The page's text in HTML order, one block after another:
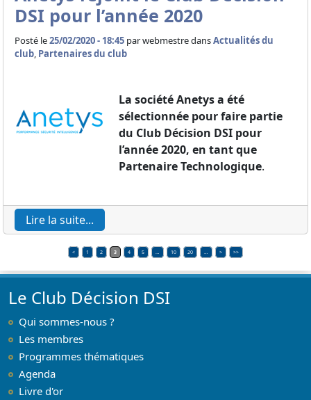
DSI pour l’année 2020
Posté le25/02/2020 - 18:45 parwebmestre dansActualités du
club, Partenaires du club
La société Anetys a été
sélectionnée pour faire partie
du Club Décision DSI pour
l’année 2020, en tant que
Partenaire Technologique.
Lire la suite...
< 1 2 3 4 5 … 10 20 … > >>
Le Club Décision DSI
Qui sommes-nous ?
Les membres
Programmes thématiques
Agenda
Livre d'or